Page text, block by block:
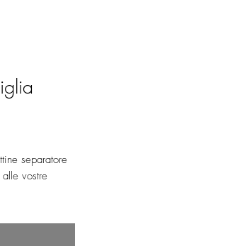
separatore
vostre
e una lunga